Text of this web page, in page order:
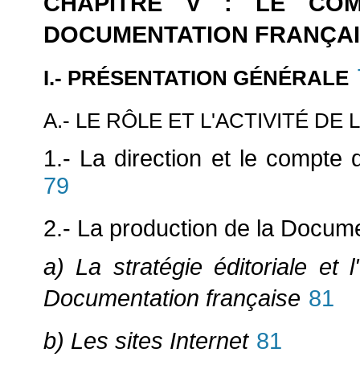
DOCUMENTATION
I.- PRÉSENTATION GÉNÉRALE
A.- LE RÔLE ET L'ACTIVITÉ DE
1.- La direction et le compte
79
2.- La production de la
a) La stratégie éditoriale et
Documentation française 81
b) Les sites Internet 81